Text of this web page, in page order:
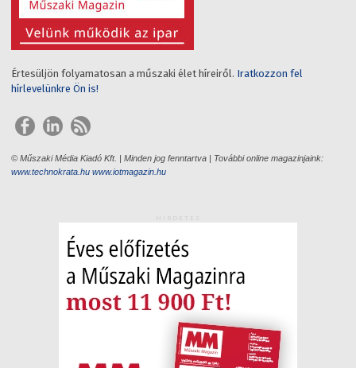
Értesüljön folyamatosan a műszaki élet híreiről. Iratkozzon fel
hírlevelünkre Ön is!
© Műszaki Média Kiadó Kft. | Minden jog fenntartva | További online magazinjaink:
www.technokrata.hu www.iotmagazin.hu
HIRDETÉS